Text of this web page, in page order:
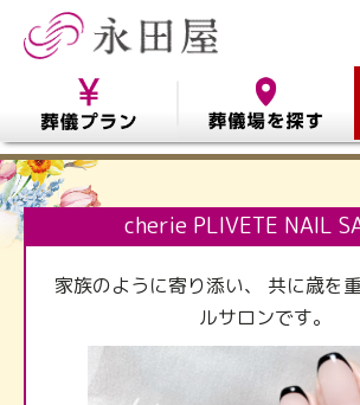
cherie PLIVETE NAIL
家族のように寄り添い、 共に歳を
ルサロンです。